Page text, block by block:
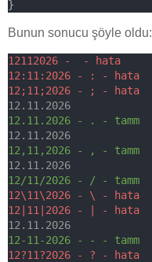
}
Bunun sonucu şöyle oldu:
12112026 - -
hata
12 : 11 : 2026 - : -
hata
12 ;11 ;2026 - ; -
hata
12.11. 2026
12.11 . 2026 - . -
tamm
12.11. 2026
12 , 11 , 2026 - , -
tamm
12.11. 2026
12/11 /2026 - / -
tamm
12\11\2026 - \ -
hata
12
11 2026 - -
hata
12.11. 2026
12-11 -2026 - - -
tamm
12?11?2026 - ? -
hata